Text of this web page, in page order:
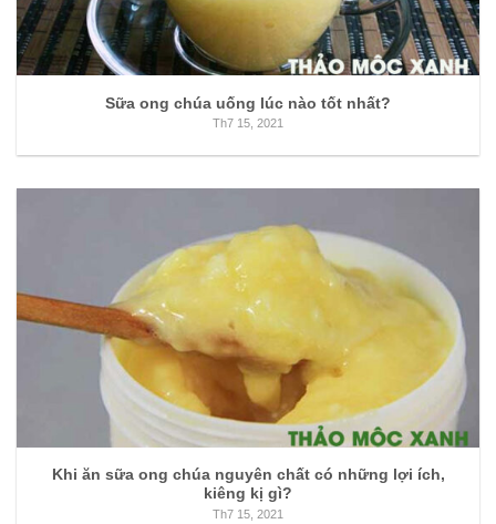
Sữa ong chúa uống lúc nào tốt nhất?
Th7 15, 2021
Khi ăn sữa ong chúa nguyên chất có những lợi ích,
kiêng kị gì?
Th7 15, 2021